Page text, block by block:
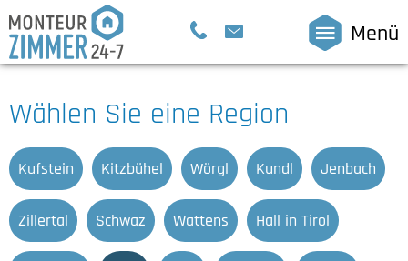
Menü
Wählen Sie eine Region
Kufstein Kitzbühel Wörgl Kundl Jenbach
Zillertal Schwaz Wattens Hall in Tirol